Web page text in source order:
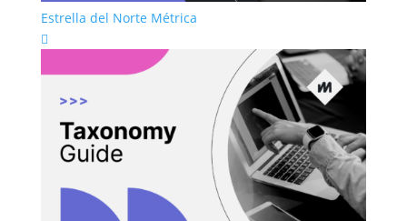
Estrella del Norte Métrica
